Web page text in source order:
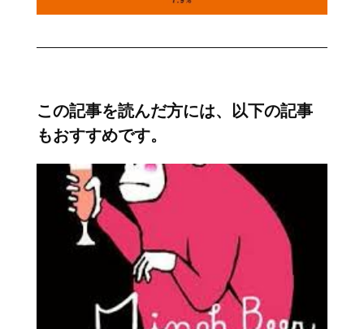
この記事を読んだ方には、以下の記事
もおすすめです。